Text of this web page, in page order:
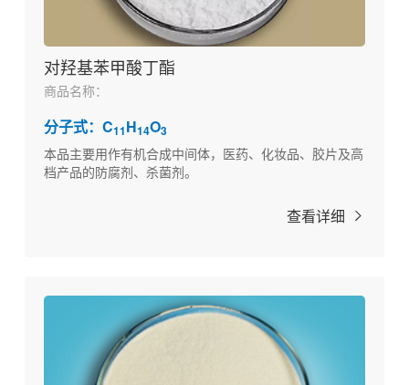
对羟基苯甲酸丁酯
商品名称：
分子式：C11H14O3
本品主要用作有机合成中间体，医药、化妆品、胶片及高
档产品的防腐剂、杀菌剂。
查看详细